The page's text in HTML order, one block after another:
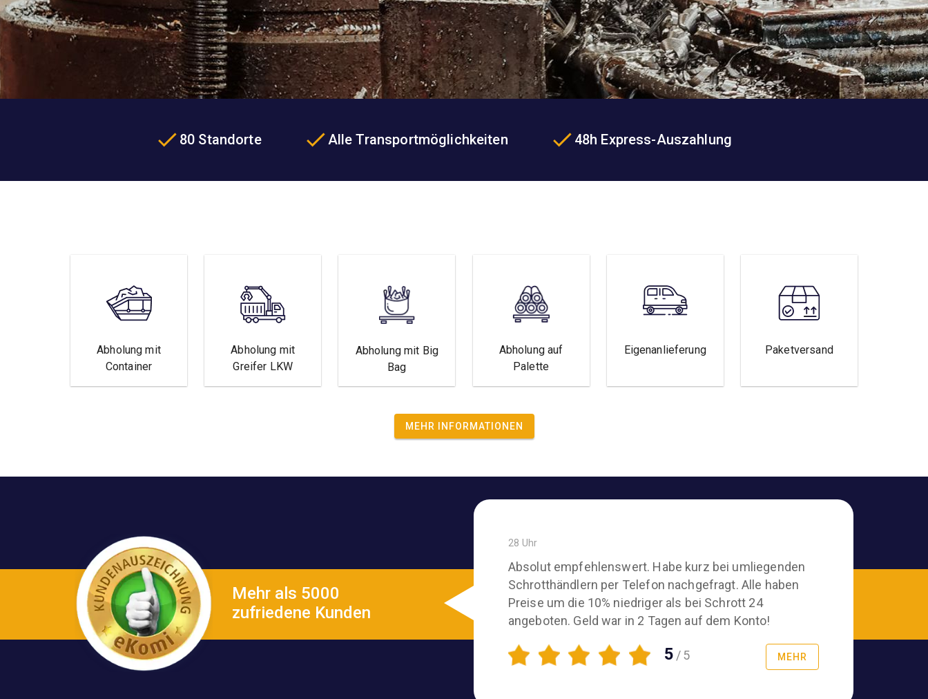
80 Standorte Alle Transportmöglichkeiten 48h Express-Auszahlung
Abholung mit
Container
Abholung mit
Greifer LKW
Abholung mit Big
Bag
Abholung auf
Palette
Eigenanlieferung Paketversand
MEHR INFORMATIONEN
Mehr als 5000
zufriedene Kunden
28 Uhr
Absolut empfehlenswert. Habe kurz bei umliegenden
Schrotthändlern per Telefon nachgefragt. Alle haben
Preise um die 10% niedriger als bei Schrott 24
angeboten. Geld war in 2 Tagen auf dem Konto!
5 /5 MEHR